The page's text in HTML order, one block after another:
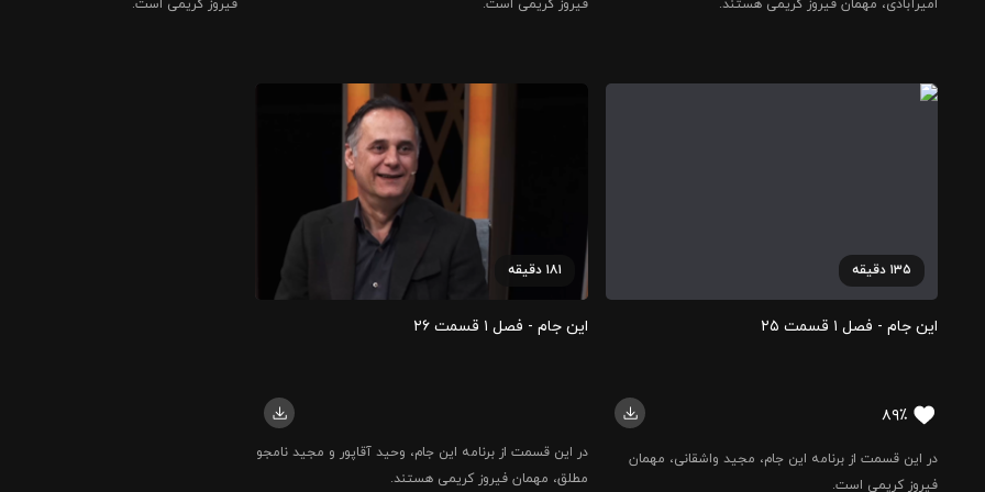
امیرآبادی، مهمان فیروز کریمی هستند.
فیروز کریمی است.
فیروز کریمی است.
۱۳۵ دقیقه
این جام - فصل ۱ قسمت ۲۵
۸۹٪
در این قسمت از برنامه این جام، مجید واشقانی، مهمان
فیروز کریمی است.
۱۸۱ دقیقه
این جام - فصل ۱ قسمت ۲۶
در این قسمت از برنامه این جام، وحید آقاپور و مجید نامجو
مطلق، مهمان فیروز کریمی هستند.